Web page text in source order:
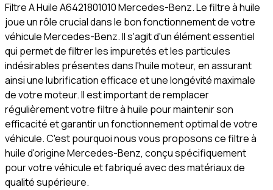
Filtre A Huile A6421801010 Mercedes-Benz. Le filtre à huile
joue un rôle crucial dans le bon fonctionnement de votre
véhicule Mercedes-Benz. Il s'agit d'un élément essentiel
qui permet de filtrer les impuretés et les particules
indésirables présentes dans l'huile moteur, en assurant
ainsi une lubrification efficace et une longévité maximale
de votre moteur. Il est important de remplacer
régulièrement votre filtre à huile pour maintenir son
efficacité et garantir un fonctionnement optimal de votre
véhicule. C'est pourquoi nous vous proposons ce filtre à
huile d'origine Mercedes-Benz, conçu spécifiquement
pour votre véhicule et fabriqué avec des matériaux de
qualité supérieure.